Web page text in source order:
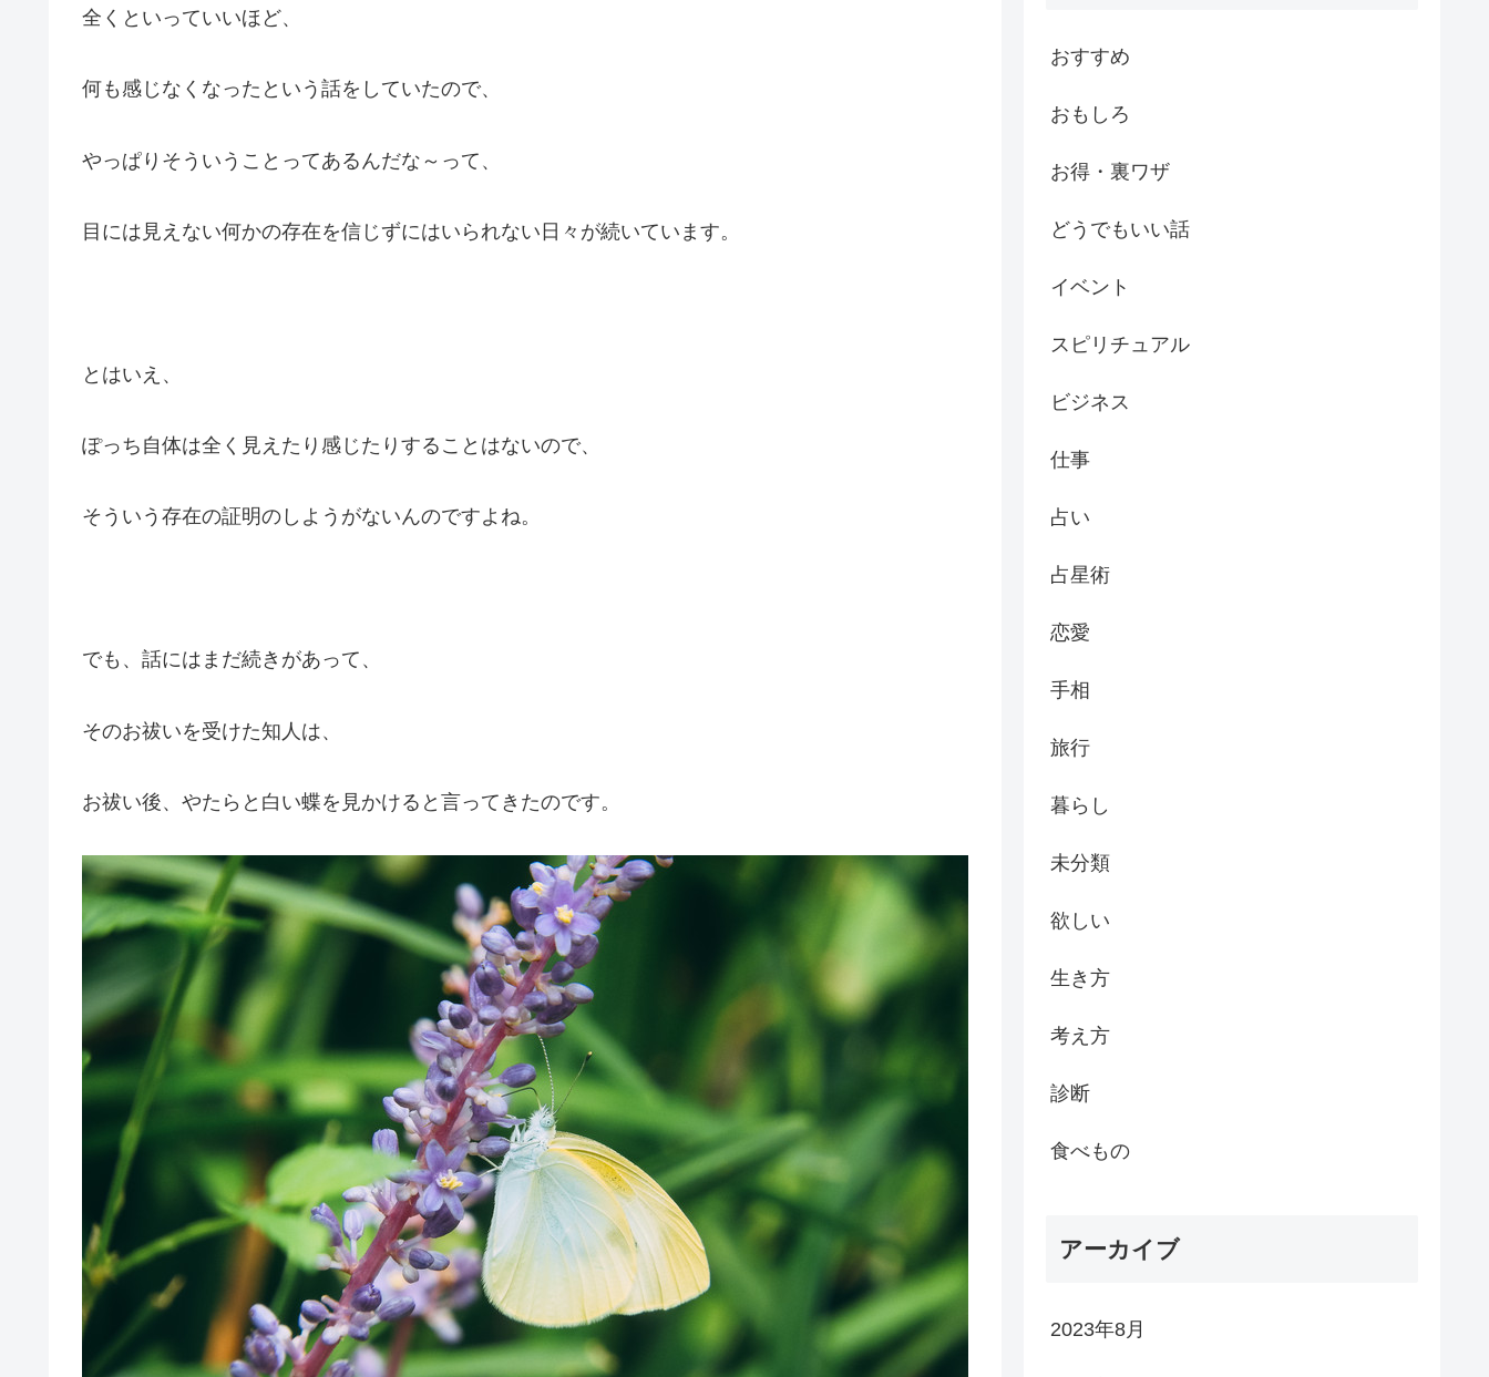
全くといっていいほど、
何も感じなくなったという話をしていたので、
やっぱりそういうことってあるんだな～って、
目には見えない何かの存在を信じずにはいられない日々が続いています。
とはいえ、
ぽっち自体は全く見えたり感じたりすることはないので、
そういう存在の証明のしようがないんのですよね。
でも、話にはまだ続きがあって、
そのお祓いを受けた知人は、
お祓い後、やたらと白い蝶を見かけると言ってきたのです。
おすすめ
おもしろ
お得・裏ワザ
どうでもいい話
イベント
スピリチュアル
ビジネス
仕事
占い
占星術
恋愛
手相
旅行
暮らし
未分類
欲しい
生き方
考え方
診断
食べもの
アーカイブ
2023年8月